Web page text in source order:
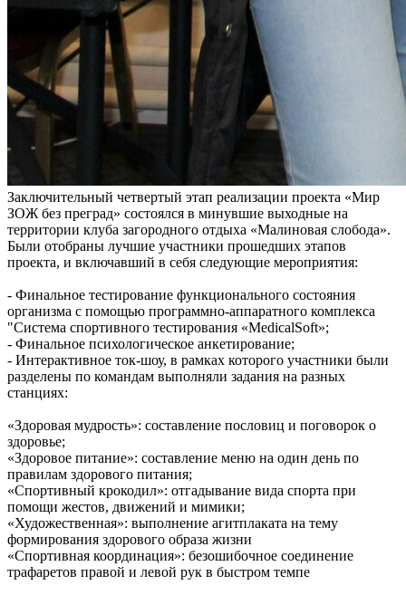
Заключительный четвертый этап реализации проекта «Мир
ЗОЖ без преград» состоялся в минувшие выходные на
территории клуба загородного отдыха «Малиновая слобода».
Были отобраны лучшие участники прошедших этапов
проекта, и включавший в себя следующие мероприятия:
- Финальное тестирование функционального состояния
организма с помощью программно-аппаратного комплекса
"Система спортивного тестирования «MedicalSoft»;
- Финальное психологическое анкетирование;
- Интерактивное ток-шоу, в рамках которого участники были
разделены по командам выполняли задания на разных
станциях:
«Здоровая мудрость»: составление пословиц и поговорок о
здоровье;
«Здоровое питание»: составление меню на один день по
правилам здорового питания;
«Спортивный крокодил»: отгадывание вида спорта при
помощи жестов, движений и мимики;
«Художественная»: выполнение агитплаката на тему
формирования здорового образа жизни
«Спортивная координация»: безошибочное соединение
трафаретов правой и левой рук в быстром темпе